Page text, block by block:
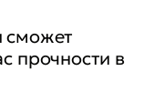
сможет
прочности в